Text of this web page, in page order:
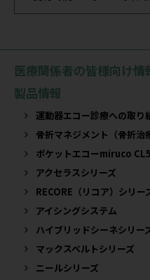
医療関係者の皆様向け
製品情報
運動器エコー診療への取り
骨折マネジメント（骨折治
ポケットエコーmiruco CL5
アクセラスシリーズ
RECORE（リコア）シリー
アイシングシステム
ハイブリッドシーネシリー
マックスベルトシリーズ
ニールシリーズ